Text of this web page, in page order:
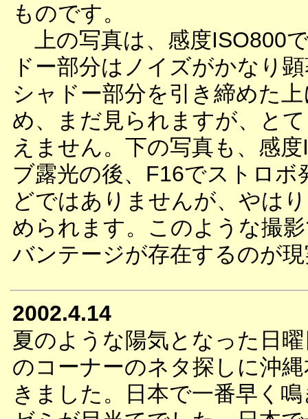
ものです。
上の写真は、感度ISO800
ドー部分はノイズがかなり
シャドー部分を引き締めた
め、まだ見られますが、と
えません。下の写真も、感
ブ露光の後、F16でストロ
どではありませんが、やは
められます。このような撮
バンテージが存在するのが
2002.4.14
夏のような陽気となった日
のコーナーのネタ探しに沖
きました。日本で一番早く